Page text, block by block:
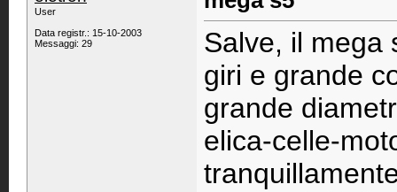
User
Data registr.: 15-10-2003
Messaggi: 29
Salve, il mega
giri e grande
grande
elica-celle-